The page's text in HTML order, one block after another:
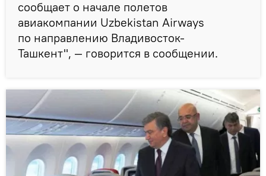
сообщает о начале полетов
авиакомпании Uzbekistan Airways
по направлению Владивосток-
Ташкент", — говорится в сообщении.